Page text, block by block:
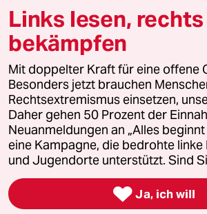
© 2026 taz Verlags und Vertriebs GmbH
Alle Rechte vorbehalten. Bei rechtlichen Fragen
wenden Sie sich bitte an
lizenzen@taz.de
Feedback Redaktionsstatut
Leitlinie Informant Datenschutz
Seitenwende Einwilligungen
Links lesen, rechts
bekämpfen
Mit doppelter Kraft für eine offene
Besonders jetzt brauchen
Rechtsextremismus einsetzen,
Daher gehen 50 Prozent der
Neuanmeldungen an „Alles
eine Kampagne, die bedrohte linke
und Jugendorte unterstützt. Sind
 Ja, ich will